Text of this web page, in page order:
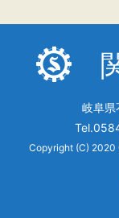
岐阜県
Copyright (C) 2020